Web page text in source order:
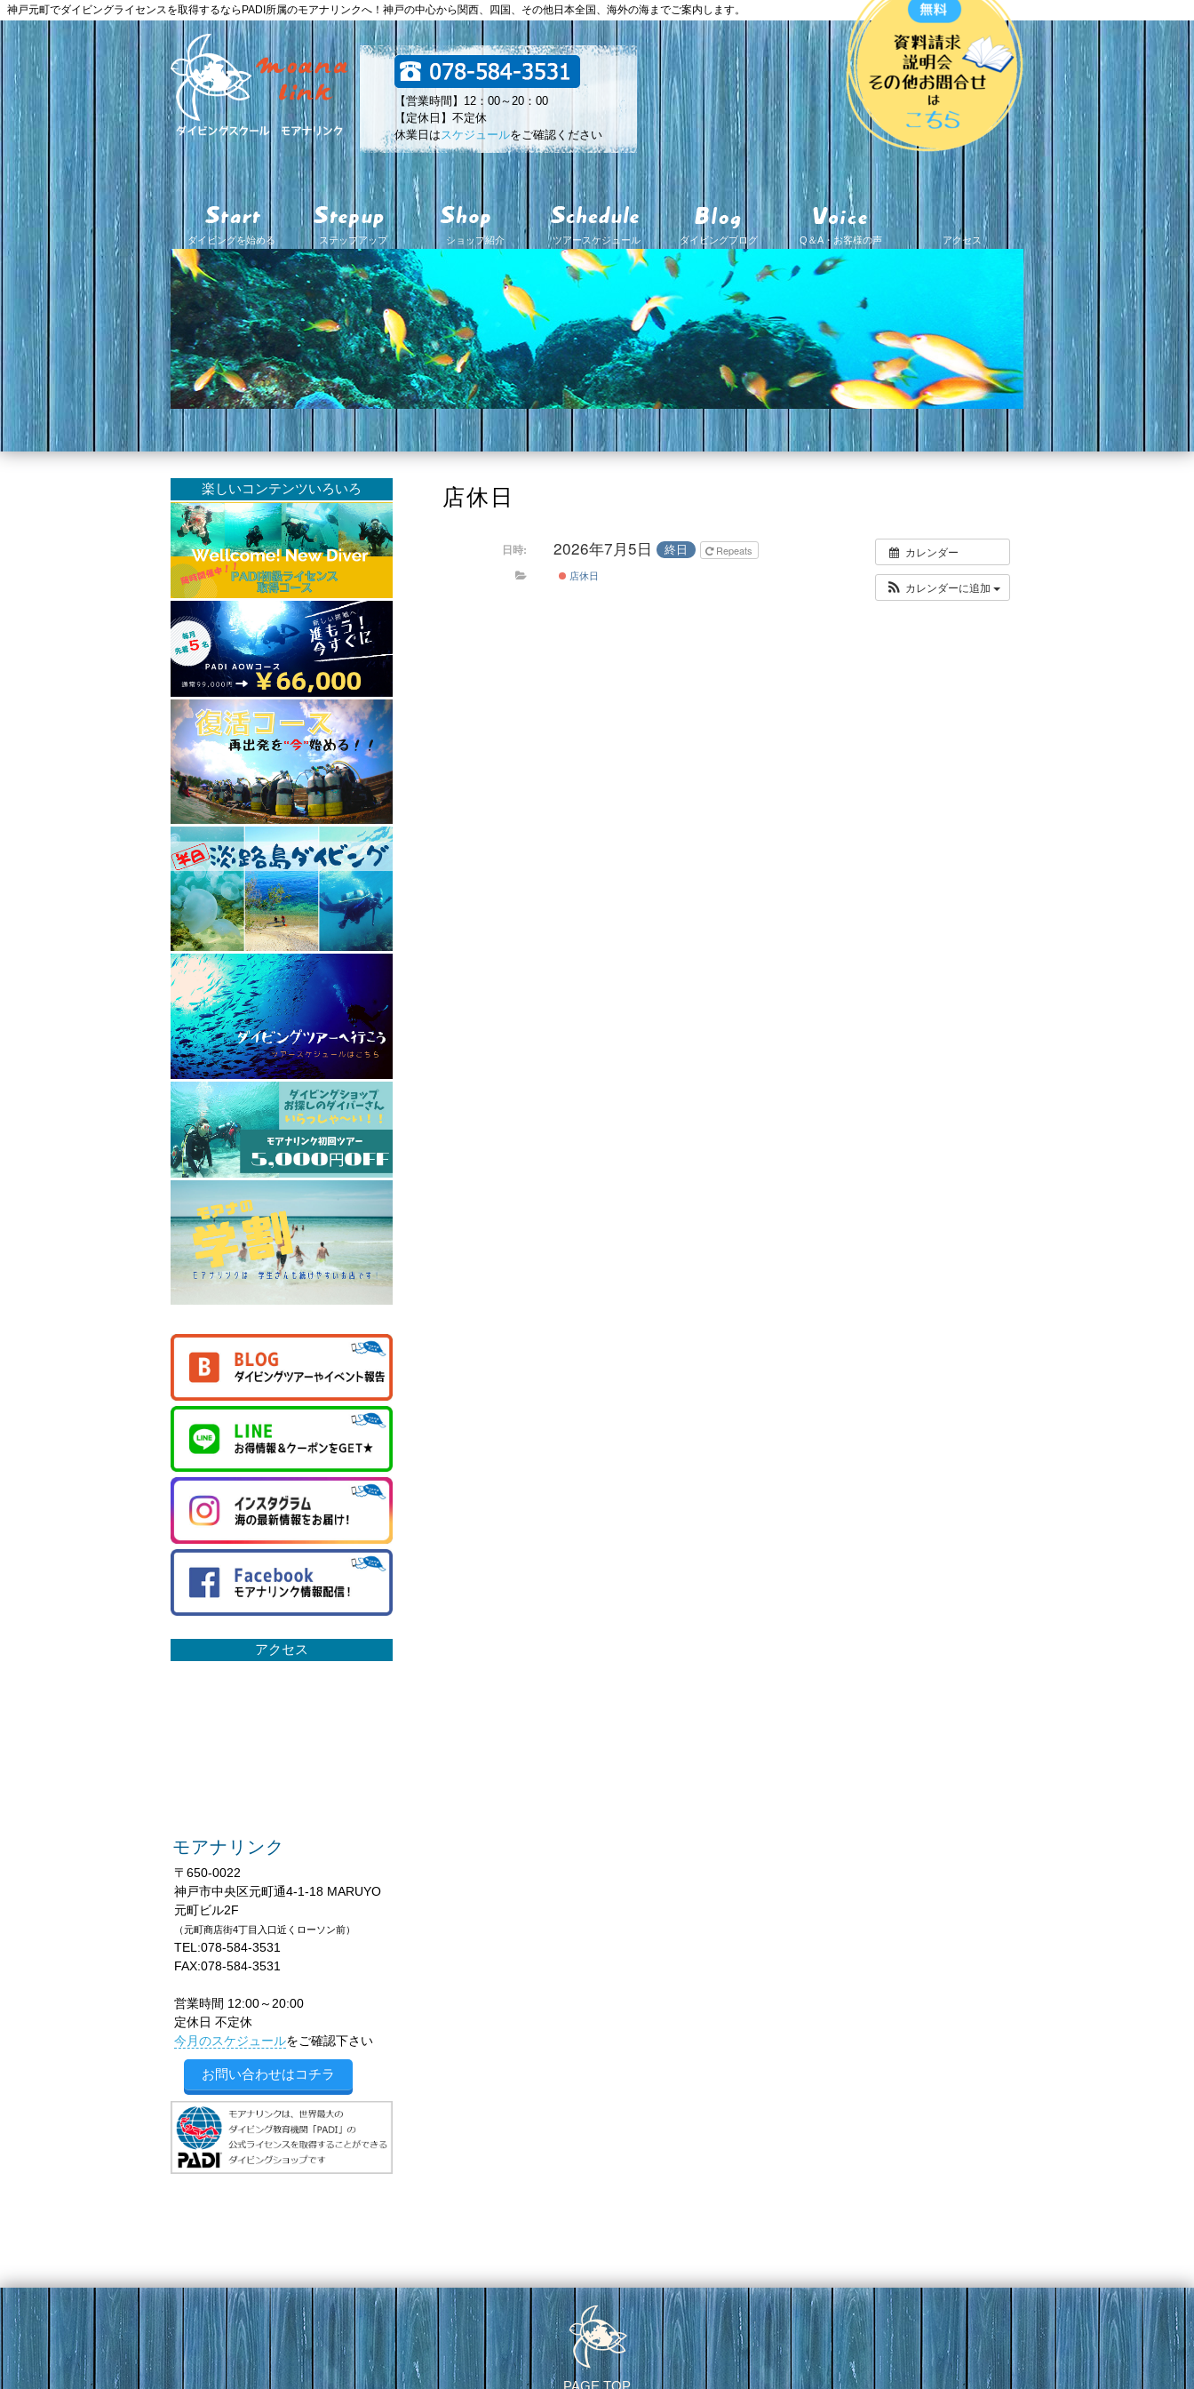
神戸元町でダイビングライセンスを取得するならPADI所属のモアナリンクへ！神戸の中心から関西、四国、その他日本全国、海外の海までご案内します。
【営業時間】12：00～20：00
【定休日】不定休
休業日は スケジュールをご確認ください
ダイビングを始める ステップアップ ショップ紹介 ツアースケジュール ダイビングブログ Q＆A・お客様の声 アクセス
店休日
カレンダー
カレンダーに追加
日時: 2026年7月5日 終日
Repeats
店休日
楽しいコンテンツいろいろ
アクセス
モアナリンク
〒650-0022
神戸市中央区元町通4-1-18 MARUYO
元町ビル2F
（元町商店街4丁目入口近くローソン前）
TEL:078-584-3531
FAX:078-584-3531
営業時間 12:00～20:00
定休日 不定休
今月のスケジュールをご確認下さい
お問い合わせはコチラ